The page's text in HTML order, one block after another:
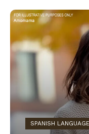
SPANISH LANGUAGE